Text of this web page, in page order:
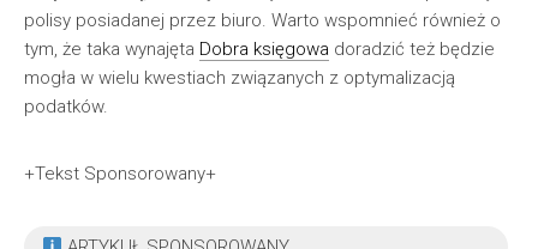
polisy posiadanej przez biuro. Warto wspomnieć również o
tym, że taka wynajęta Dobra księgowa doradzić też będzie
mogła w wielu kwestiach związanych z optymalizacją
podatków.
+Tekst Sponsorowany+